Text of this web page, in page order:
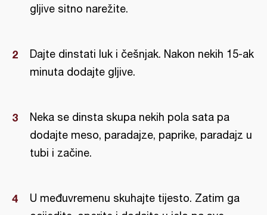
gljive sitno narežite.
Dajte dinstati luk i češnjak. Nakon nekih 15-ak
minuta dodajte gljive.
Neka se dinsta skupa nekih pola sata pa
dodajte meso, paradajze, paprike, paradajz u
tubi i začine.
U međuvremenu skuhajte tijesto. Zatim ga